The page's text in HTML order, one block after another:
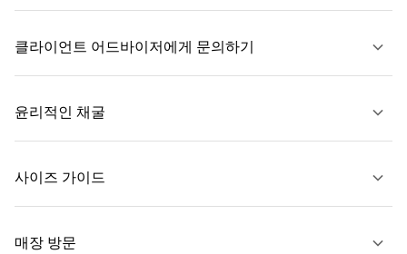
자세히 보기
클라이언트 어드바이저에게 문의하기
윤리적인 채굴
사이즈 가이드
매장 방문